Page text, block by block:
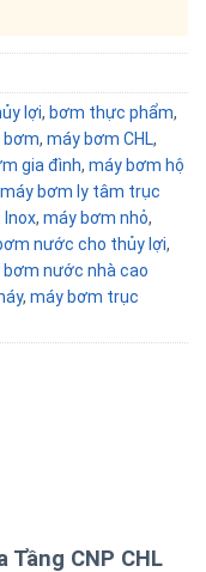
lợi, bơm thực phẩm,
bơm, máy bơm CHL,
gia đình, máy bơm hộ
máy bơm ly tâm trục
Inox, máy bơm nhỏ,
nước cho thủy lợi,
bơm nước nhà cao
, máy bơm trục
Tầng CNP CHL